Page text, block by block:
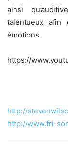
ainsi
talentueux afin
émotions.
https://
http://
http://www.fri-